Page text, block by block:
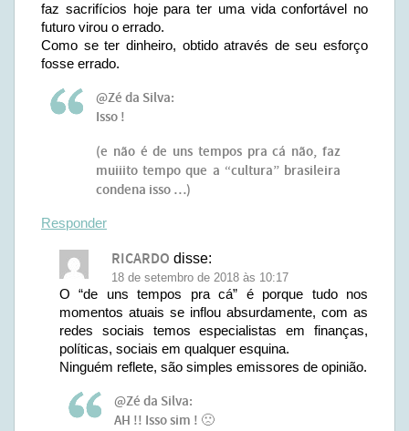
faz sacrifícios hoje para ter uma vida confortável no
futuro virou o errado.
Como se ter dinheiro, obtido através de seu esforço
fosse errado.
@Zé da Silva:
Isso !
(e não é de uns tempos pra cá não, faz
muiiito tempo que a “cultura” brasileira
condena isso …)
Responder
RICARDO disse:
18 de setembro de 2018 às 10:17
O “de uns tempos pra cá” é porque tudo nos
momentos atuais se inflou absurdamente, com as
redes sociais temos especialistas em finanças,
políticas, sociais em qualquer esquina.
Ninguém reflete, são simples emissores de opinião.
@Zé da Silva:
AH !! Isso sim ! 🙁